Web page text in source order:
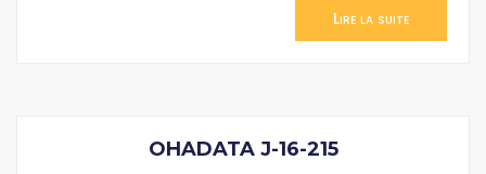
Lire la suite
OHADATA J-16-215